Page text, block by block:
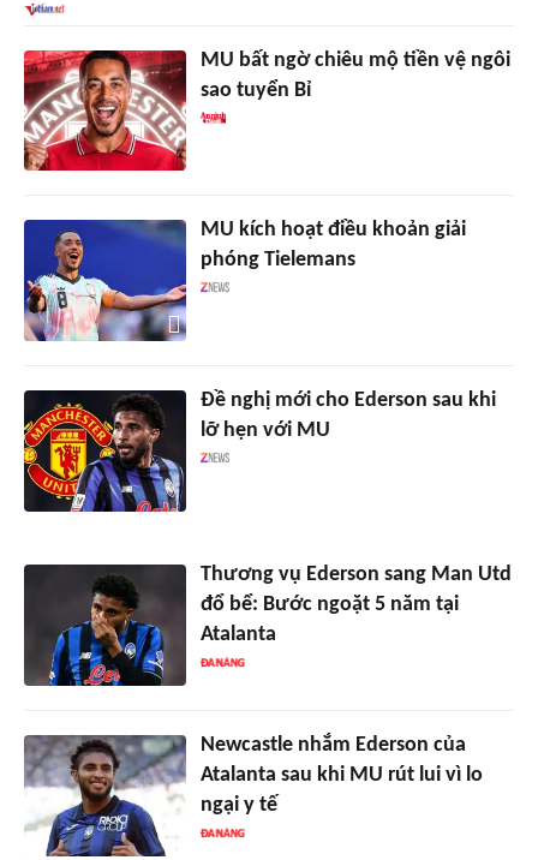
MU bất ngờ chiêu mộ tiền vệ ngôi
sao tuyển Bỉ
MU kích hoạt điều khoản giải
phóng Tielemans
Đề nghị mới cho Ederson sau khi
lỡ hẹn với MU
Thương vụ Ederson sang Man Utd
đổ bể: Bước ngoặt 5 năm tại
Atalanta
Newcastle nhắm Ederson của
Atalanta sau khi MU rút lui vì lo
ngại y tế